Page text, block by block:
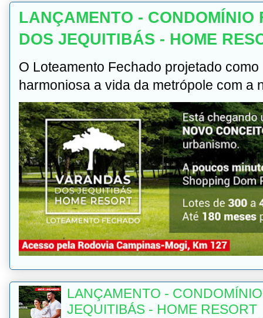
LANÇAMENTO - CONDOMÍNIO
DOS JEQUITIBÁS - HOME
O Loteamento Fechado projetado
harmoniosa a vida da metrópole com a
LANÇAMENTO -
JEQUITIBÁS - HOME RESORT